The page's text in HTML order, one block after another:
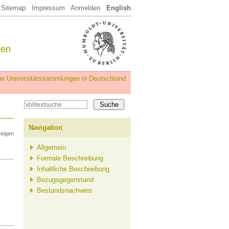
Sitemap Impressum Anmelden English
Universitätssammlungen in Deutschland
Navigation
Allgemein
Formale Beschreibung
Inhaltliche Beschreibung
Bezugsgegenstand
Bestandsnachweis